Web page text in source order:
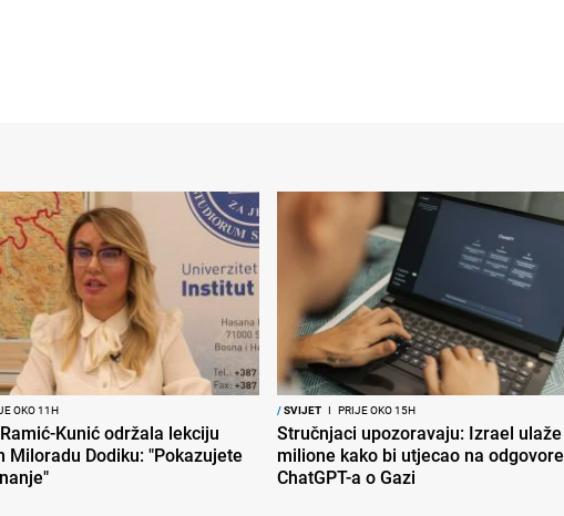
OKO 11H
Kunić održala lekciju
Miloradu Dodiku: "Pokazujete
/SVIJET I PRIJE OKO 15H
Stručnjaci upozoravaju: Izrael ulaže
milione kako bi utjecao na odgovore
ChatGPT-a o Gazi